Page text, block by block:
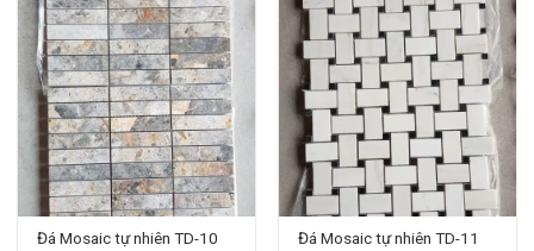
Đá Mosaic tự nhiên TD-10 Đá Mosaic tự nhiên TD-11